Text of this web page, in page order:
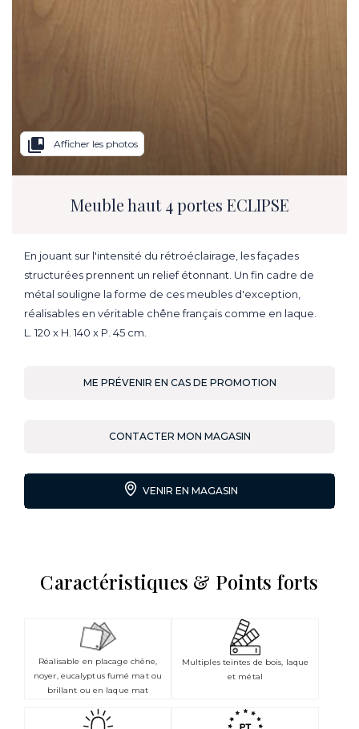
collections_bookmark Afficher les photos
Meuble haut 4 portes ECLIPSE
En jouant sur l'intensité du rétroéclairage, les façades
structurées prennent un relief étonnant. Un fin cadre de
métal souligne la forme de ces meubles d'exception,
réalisables en véritable chêne français comme en laque.
L. 120 x H. 140 x P. 45 cm.
ME PRÉVENIR EN CAS DE PROMOTION
CONTACTER MON MAGASIN
VENIR EN MAGASIN
Caractéristiques & Points forts
Réalisable en placage chêne,
noyer, eucalyptus fumé mat ou
brillant ou en laque mat
Multiples teintes de bois, laque
et métal